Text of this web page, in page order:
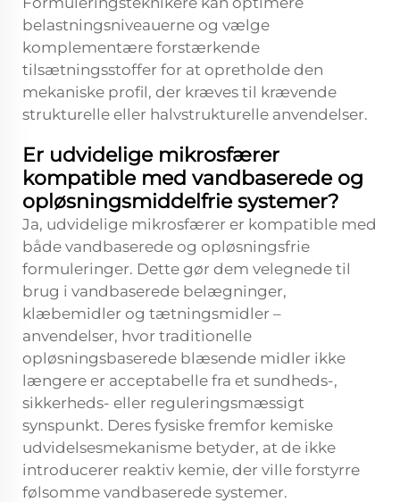
belastningsniveauerne og vælge
komplementære forstærkende
tilsætningsstoffer for at opretholde den
mekaniske profil, der kræves til krævende
strukturelle eller halvstrukturelle anvendelser.
Er udvidelige mikrosfærer
kompatible med vandbaserede og
opløsningsmiddelfrie systemer?
Ja, udvidelige mikrosfærer er kompatible med
både vandbaserede og opløsningsfrie
formuleringer. Dette gør dem velegnede til
brug i vandbaserede belægninger,
klæbemidler og tætningsmidler –
anvendelser, hvor traditionelle
opløsningsbaserede blæsende midler ikke
længere er acceptabelle fra et sundheds-,
sikkerheds- eller reguleringsmæssigt
synspunkt. Deres fysiske fremfor kemiske
udvidelsesmekanisme betyder, at de ikke
introducerer reaktiv kemie, der ville forstyrre
følsomme vandbaserede systemer.